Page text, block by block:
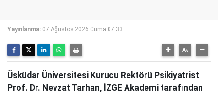
Yayınlanma: 07 Ağustos 2026 Cuma 07:33
Üsküdar Üniversitesi Kurucu Rektörü Psikiyatrist
Prof. Dr. Nevzat Tarhan, İZGE Akademi tarafından